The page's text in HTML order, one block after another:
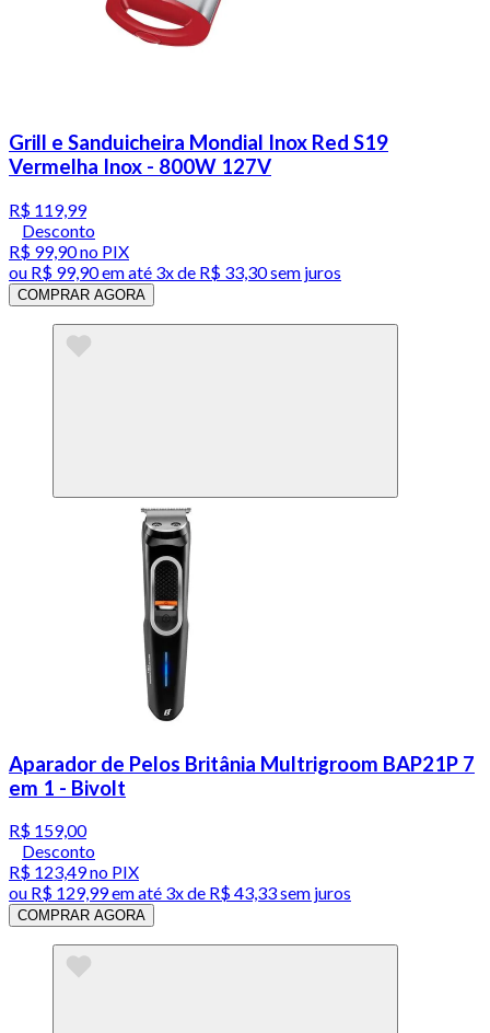
Grill e Sanduicheira Mondial Inox Red S19
Vermelha Inox - 800W 127V
R$ 119,99
Desconto
R$ 99,90no PIX
ou R$ 99,90em até 3x de R$ 33,30 sem juros
COMPRAR AGORA
Aparador de Pelos Britânia Multrigroom BAP21P 7
em 1 - Bivolt
R$ 159,00
Desconto
R$ 123,49no PIX
ou R$ 129,99em até 3x de R$ 43,33 sem juros
COMPRAR AGORA